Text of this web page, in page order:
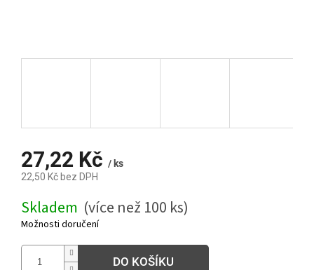
27,22 Kč / ks
22,50 Kč bez DPH
cena:
Skladem (více než 100 ks)
Možnosti doručení
DO KOŠÍKU